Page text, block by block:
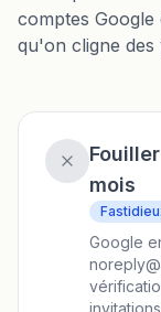
comptes Google
qu'on cligne des
mois
Google